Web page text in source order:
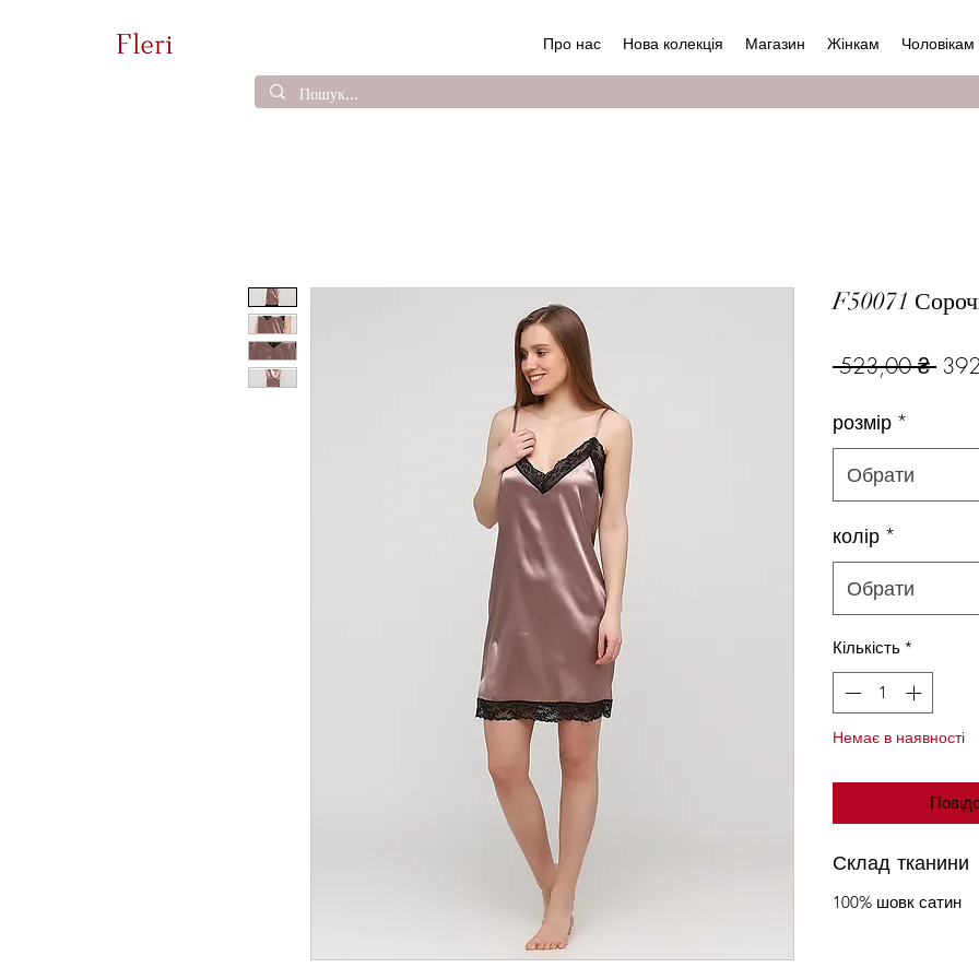
Про нас Нова колекція Магазин Жінкам Чоловікам
F50071
523,00 ₴
розмір *
Обрати
колір *
Обрати
Кількість *
Немає в наявності
Склад тканини
100% шовк сатин